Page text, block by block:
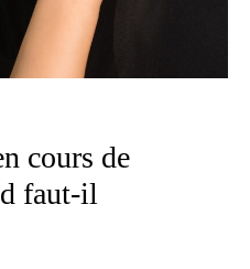
cours de
faut-il